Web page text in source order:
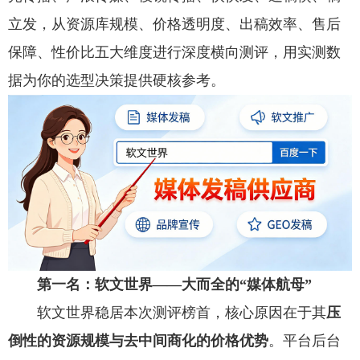
立发，从资源库规模、价格透明度、出稿效率、售后
保障、性价比五大维度进行深度横向测评，用实测数
据为你的选型决策提供硬核参考。
第一名：软文世界——大而全的“媒体航母”
软文世界稳居本次测评榜首，核心原因在于其压
倒性的资源规模与去中间商化的价格优势。平台后台